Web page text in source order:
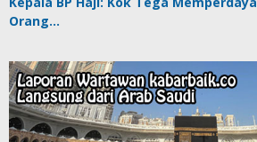
Orang…